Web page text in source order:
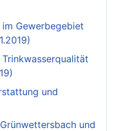
Gewerbegebiet
und
und